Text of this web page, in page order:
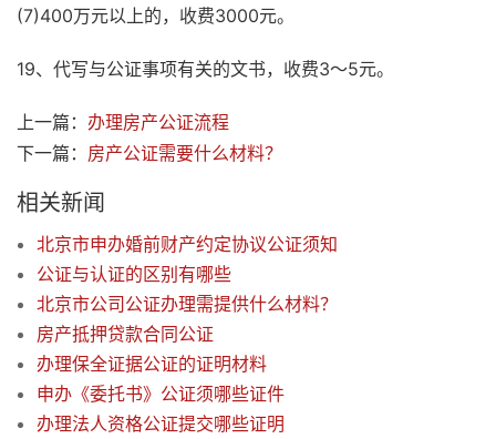
(7)400万元以上的，收费3000元。
19、代写与公证事项有关的文书，收费3～5元。
上一篇： 办理房产公证流程
下一篇： 房产公证需要什么材料？
相关新闻
北京市申办婚前财产约定协议公证须知
公证与认证的区别有哪些
北京市公司公证办理需提供什么材料？
房产抵押贷款合同公证
办理保全证据公证的证明材料
申办《委托书》公证须哪些证件
办理法人资格公证提交哪些证明